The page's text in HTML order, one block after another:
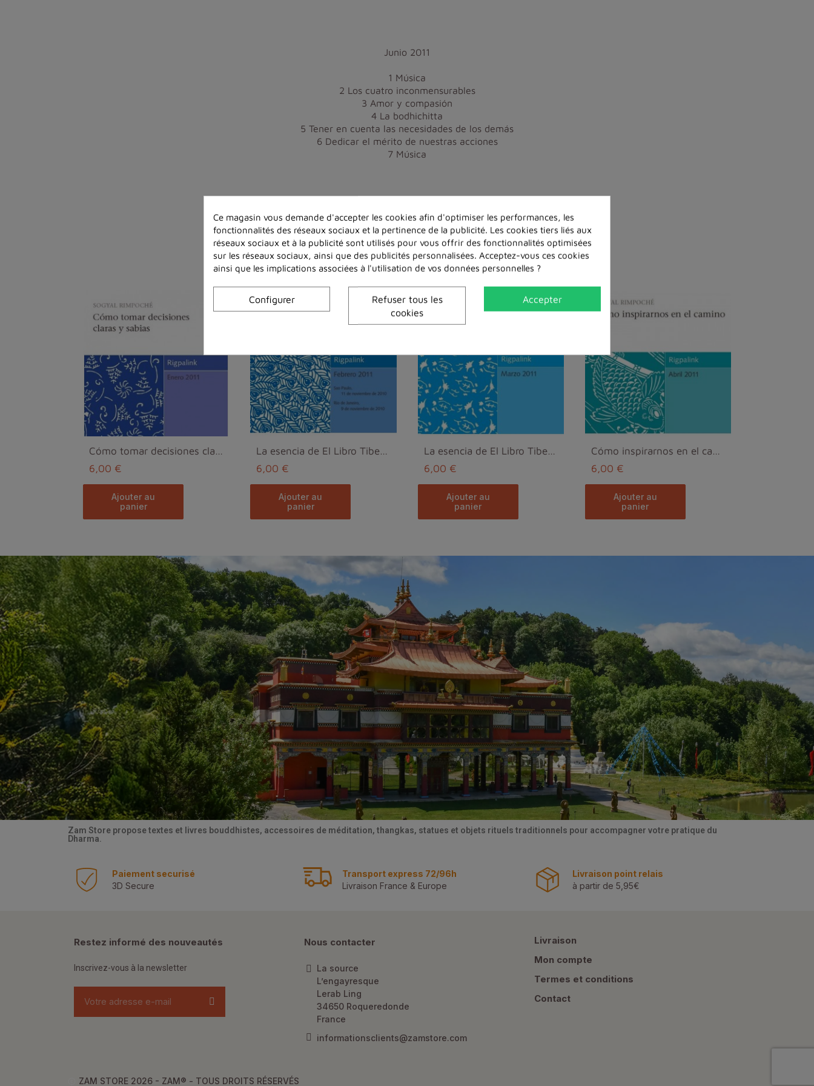
Junio 2011
1 Música
2 Los cuatro inconmensurables
3 Amor y compasión
4 La bodhichitta
5 Tener en cuenta las necesidades de los demás
6 Dedicar el mérito de nuestras acciones
7 Música
Dans la même catégorie
Cómo tomar decisiones claras y sabias MP3
6,00 €
ajouter au
panier
La esencia de El Libro Tibetano de la Vida y de la...
6,00 €
ajouter au
panier
La esencia de El Libro Tibetano de la Vida y de la...
6,00 €
ajouter au
panier
Cómo inspirarnos en el camino MP3
6,00 €
ajouter au
panier
Zam Store propose textes et livres bouddhistes, accessoires de méditation, thangkas, statues et objets rituels traditionnels pour accompagner votre pratique du
Dharma.
Paiement securisé
3D Secure
Transport express 72/96h
Livraison France & Europe
Livraison point relais
à partir de 5,95€
Restez informé des nouveautés
Inscrivez-vous à la newsletter
Nous contacter
La source
L’engayresque
Lerab Ling
34650 Roqueredonde
France
informationsclients@zamstore.com
Livraison
Mon compte
Termes et conditions
Contact
ZAM STORE 2026 - ZAM® - TOUS DROITS RÉSERVÉS
Ce magasin vous demande d'accepter les cookies afin d'optimiser les performances, les
fonctionnalités des réseaux sociaux et la pertinence de la publicité. Les cookies tiers liés aux
réseaux sociaux et à la publicité sont utilisés pour vous offrir des fonctionnalités optimisées
sur les réseaux sociaux, ainsi que des publicités personnalisées. Acceptez-vous ces cookies
ainsi que les implications associées à l'utilisation de vos données personnelles ?
Accepter
Refuser tous les
cookies
Configurer